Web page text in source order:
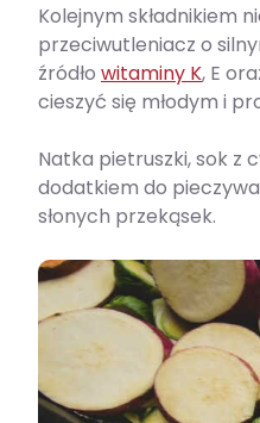
Kolejnym składnikiem
przeciwutleniacz o
źródło witaminy K, E
cieszyć się młodym i
Natka pietruszki, sok z
dodatkiem do
słonych przekąsek.